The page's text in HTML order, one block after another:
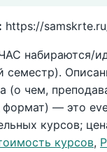
https://
набираются/
семестр).
(о чем,
формат) — это
курсов;
курсов,